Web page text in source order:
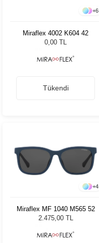
+6
Miraflex 4002 K604 42
0,00 TL
Tükendi
+4
Miraflex MF 1040 M565 52
2.475,00 TL